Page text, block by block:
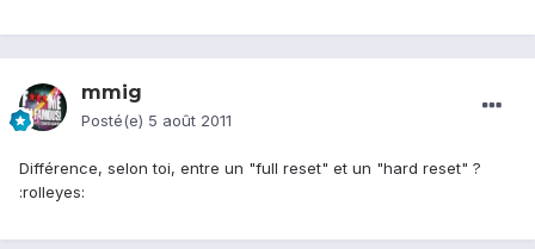
mmig
Posté(e) 5 août 2011
Différence, selon toi, entre un "full reset" et un "hard reset" ?
:rolleyes: